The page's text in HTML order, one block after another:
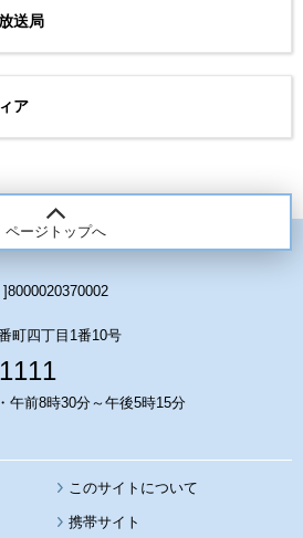
送局
ア
ページトップへ
]8000020370002
町四丁目1番10号
午前8時30分～午後5時15分
このサイトについて
携帯サイト